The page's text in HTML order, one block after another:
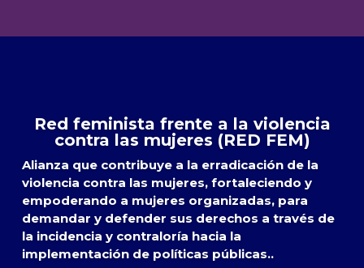
Red feminista frente a la violencia
contra las mujeres (RED FEM)
Alianza que contribuye a la erradicación de la
violencia contra las mujeres, fortaleciendo y
empoderando a mujeres organizadas, para
demandar y defender sus derechos a través de
la incidencia y contraloría hacia la
implementación de políticas públicas..